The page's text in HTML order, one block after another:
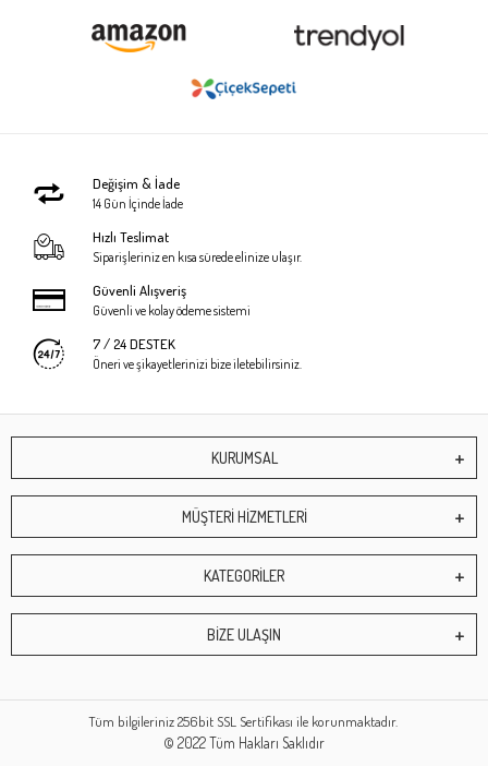
Değişim & İade
14 Gün İçinde İade
Hızlı Teslimat
Siparişleriniz en kısa sürede elinize ulaşır.
Güvenli Alışveriş
Güvenli ve kolay ödeme sistemi
7 / 24 DESTEK
Öneri ve şikayetlerinizi bize iletebilirsiniz.
KURUMSAL
MÜŞTERİ HİZMETLERİ
KATEGORİLER
BİZE ULAŞIN
Tüm bilgileriniz 256bit SSL Sertifikası ile korunmaktadır.
© 2022Tüm Hakları Saklıdır